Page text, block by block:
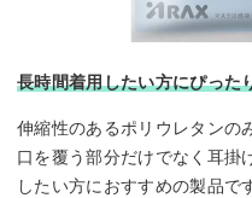
長時間着用したい方にぴった
伸縮性のあるポリウレタンの
口を覆う部分だけでなく耳掛
したい方におすすめの製品で